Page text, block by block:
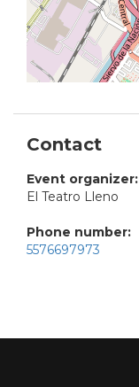
Contact
Event organizer:
El Teatro Lleno
Phone number:
5576697973